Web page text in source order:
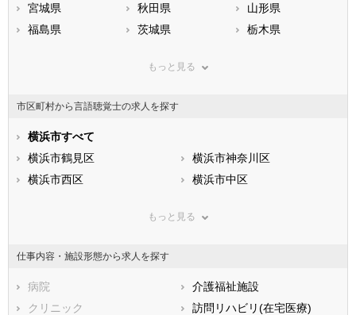
宮城県 秋田県
山形県
福島県
茨城県
栃木県
神奈川県
石川県
福井県
静岡県
滋賀県
大阪府
兵庫県
和歌山県
山口県
福岡県
佐賀県
熊本県
宮崎県
鹿児島県
もっと見る
市区町村から言語聴覚士の求人を探す
横浜市すべて
横浜市鶴見区
横浜市神奈川区
横浜市西区
横浜市中区
横浜市金沢区
横浜市港南区
横浜市緑区
横浜市瀬谷区
横浜市栄区
横浜市泉区
もっと見る
仕事内容・施設形態から求人を探す
病院
介護福祉施設
クリニック
訪問リハビリ(在宅医療)